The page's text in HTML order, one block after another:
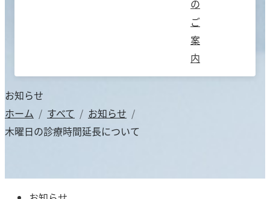
の
ご
案
内
お知らせ
ホーム
すべて
お知らせ
木曜日の診療時間延長について